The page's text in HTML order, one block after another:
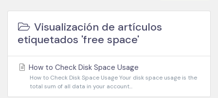
Visualización de artículos
etiquetados 'free space'
How to Check Disk Space Usage
How to Check Disk Space Usage Your disk space usage is the
total sum of all data in your account...